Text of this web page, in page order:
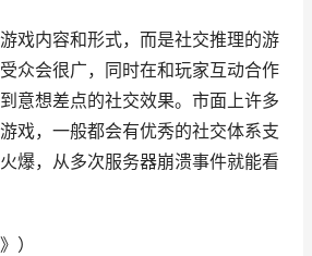
戏内容和形式，而是社交推理的游
众会很广，同时在和玩家互动合作
意想差点的社交效果。 市面上许多
戏，一般都会有优秀的社交体系支
爆，从多次服务器崩溃事件就能看
）